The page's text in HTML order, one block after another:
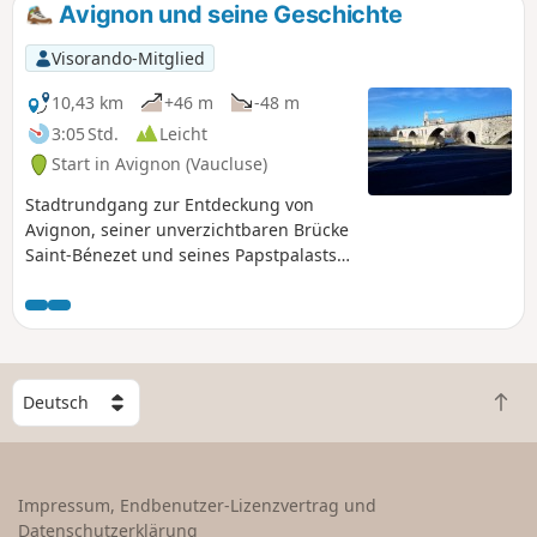
Avignon und seine Geschichte
Visorando-Mitglied
10,43 km
+46 m
-48 m
3:05 Std.
Leicht
Start in Avignon (Vaucluse)
Stadtrundgang zur Entdeckung von
Avignon, seiner unverzichtbaren Brücke
Saint-Bénezet und seines Papstpalasts,
historischen Denkmäler, die einen
Abstecher wert sind.
W
ä
h
e
Z
u
Impressum, Endbenutzer-Lizenzvertrag und
Datenschutzerklärung